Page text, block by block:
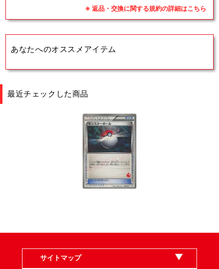
減
ら
す
増
や
す
※ 返品・交換に関する規約の詳細はこちら
あなたへのオススメアイテム
最近チェックした商品
サイトマップ